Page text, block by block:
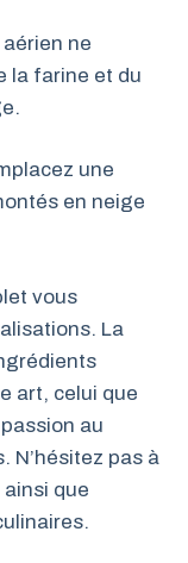
ne
la farine et du
une
en neige
vous
La
art, celui que
au
N’hésitez pas à
ainsi que